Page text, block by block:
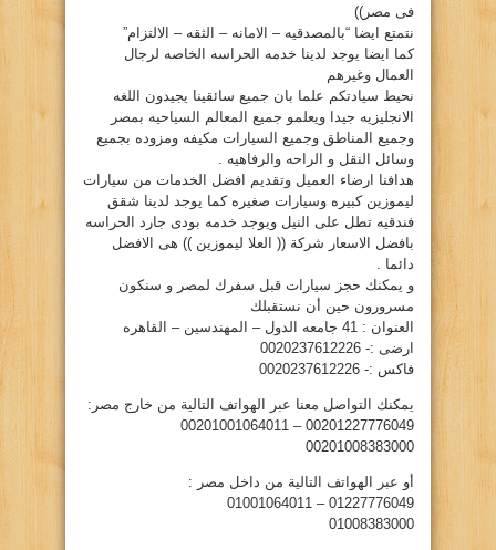
فى مصر))
نتمتع ايضا “بالمصدقيه – الامانه – الثقه – الالتزام”
كما ايضا يوجد لدينا خدمه الحراسه الخاصه لرجال
العمال وغيرهم
نحيط سيادتكم علما بان جميع سائقينا يجيدون اللغه
الانجليزيه جيدا ويعلمو جميع المعالم السياحيه بمصر
وجميع المناطق وجميع السيارات مكيفه ومزوده بجميع
وسائل النقل و الراحه والرفاهيه .
هدافنا ارضاء العميل وتقديم افضل الخدمات من سيارات
ليموزين كبيره وسيارات صغيره كما يوجد لدينا شقق
فندقيه تطل على النيل ويوجد خدمه بودى جارد الحراسه
بافضل الاسعار شركة (( العلا ليموزين )) هى الافضل
دائما .
و يمكنك حجز سيارات قبل سفرك لمصر و سنكون
مسرورون حين أن نستقبلك
العنوان : 41 جامعه الدول – المهندسين – القاهره
ارضى :- 0020237612226
فاكس :- 0020237612226
يمكنك التواصل معنا عبر الهواتف التالية من خارج مصر:
00201227776049 – 00201001064011
00201008383000
أو عبر الهواتف التالية من داخل مصر :
01227776049 – 01001064011
01008383000